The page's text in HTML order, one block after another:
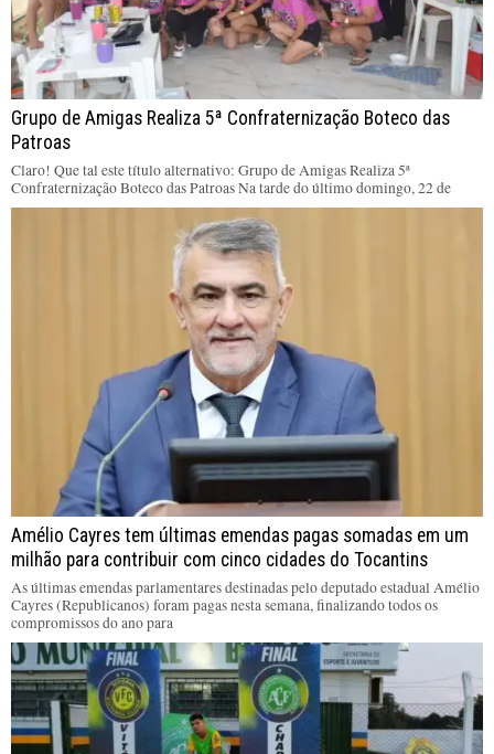
Grupo de Amigas Realiza 5ª Confraternização Boteco das
Patroas
Claro! Que tal este título alternativo: Grupo de Amigas Realiza 5ª
Confraternização Boteco das Patroas Na tarde do último domingo, 22 de
Amélio Cayres tem últimas emendas pagas somadas em um
milhão para contribuir com cinco cidades do Tocantins
As últimas emendas parlamentares destinadas pelo deputado estadual Amélio
Cayres (Republicanos) foram pagas nesta semana, finalizando todos os
compromissos do ano para